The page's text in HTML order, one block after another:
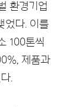
환경기업
었다. 이를
100톤씩
제품과
.